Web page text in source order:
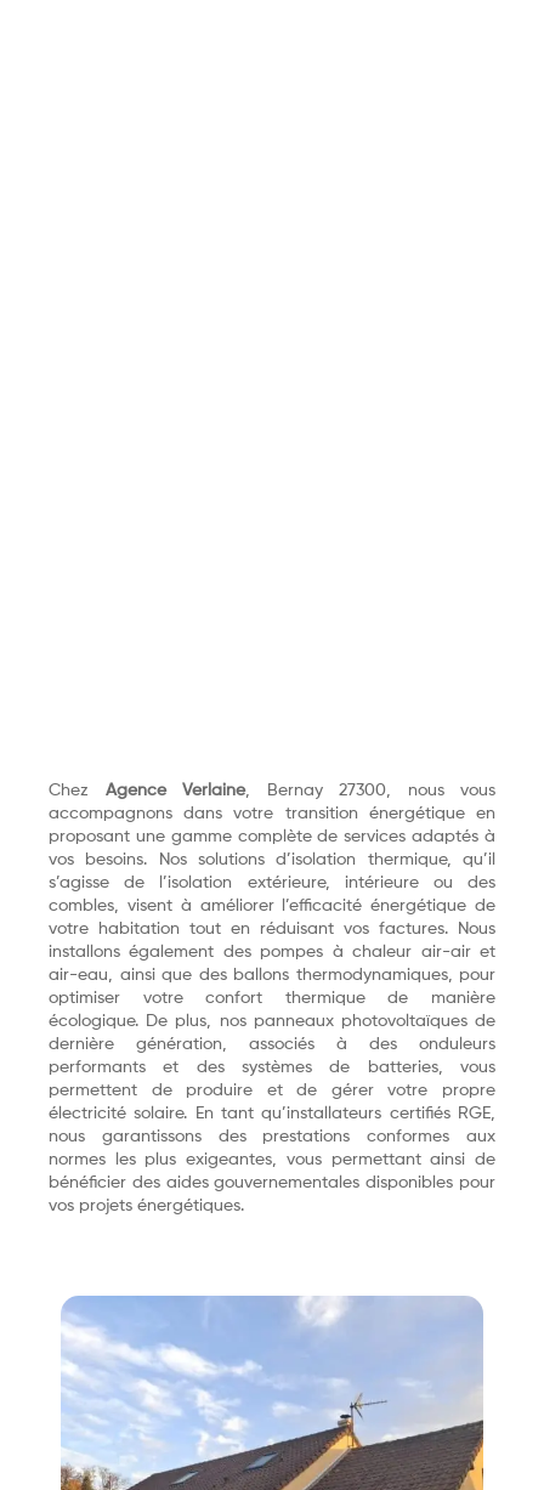
Chez Agence Verlaine, Bernay 27300, nous vous
accompagnons dans votre transition énergétique en
proposant une gamme complète de services adaptés à
vos besoins. Nos solutions d’isolation thermique, qu’il
s’agisse de l’isolation extérieure, intérieure ou des
combles, visent à améliorer l’efficacité énergétique de
votre habitation tout en réduisant vos factures. Nous
installons également des pompes à chaleur air-air et
air-eau, ainsi que des ballons thermodynamiques, pour
optimiser votre confort thermique de manière
écologique. De plus, nos panneaux photovoltaïques de
dernière génération, associés à des onduleurs
performants et des systèmes de batteries, vous
permettent de produire et de gérer votre propre
électricité solaire. En tant qu’installateurs certifiés RGE,
nous garantissons des prestations conformes aux
normes les plus exigeantes, vous permettant ainsi de
bénéficier des aides gouvernementales disponibles pour
vos projets énergétiques.